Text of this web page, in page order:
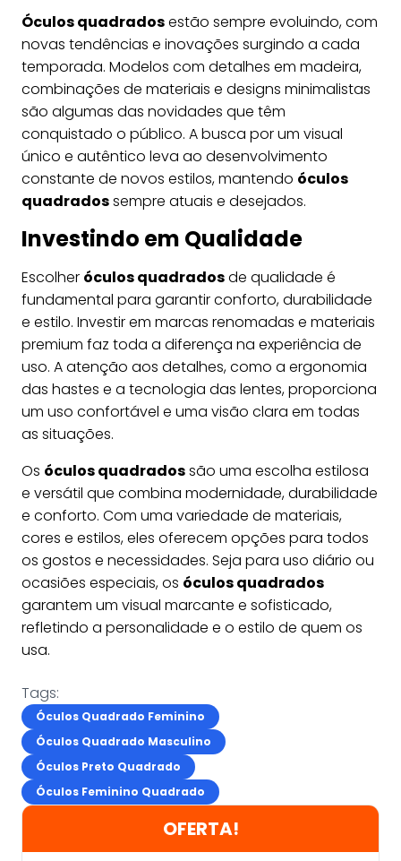
Óculos quadradosestão sempre evoluindo, com
novas tendências e inovações surgindo a cada
temporada. Modelos com detalhes em madeira,
combinações de materiais e designs minimalistas
são algumas das novidades que têm
conquistado o público. A busca por um visual
único e autêntico leva ao desenvolvimento
constante de novos estilos, mantendo óculos
quadradossempre atuais e desejados.
Investindo em Qualidade
Escolher óculos quadradosde qualidade é
fundamental para garantir conforto, durabilidade
e estilo. Investir em marcas renomadas e materiais
premium faz toda a diferença na experiência de
uso. A atenção aos detalhes, como a ergonomia
das hastes e a tecnologia das lentes, proporciona
um uso confortável e uma visão clara em todas
as situações.
Os óculos quadradossão uma escolha estilosa
e versátil que combina modernidade, durabilidade
e conforto. Com uma variedade de materiais,
cores e estilos, eles oferecem opções para todos
os gostos e necessidades. Seja para uso diário ou
ocasiões especiais, os óculos quadrados
garantem um visual marcante e sofisticado,
refletindo a personalidade e o estilo de quem os
usa.
Tags:
Óculos Quadrado Feminino
Óculos Quadrado Masculino
Óculos Preto Quadrado
Óculos Feminino Quadrado
OFERTA!